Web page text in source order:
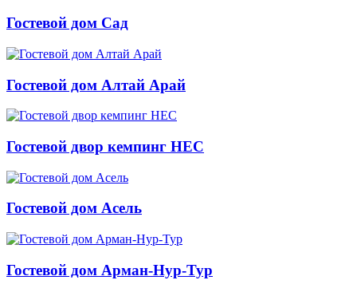
Гостевой дом Сад
Гостевой дом Алтай Арай
Гостевой двор кемпинг НЕС
Гостевой дом Асель
Гостевой дом Арман-Нур-Тур